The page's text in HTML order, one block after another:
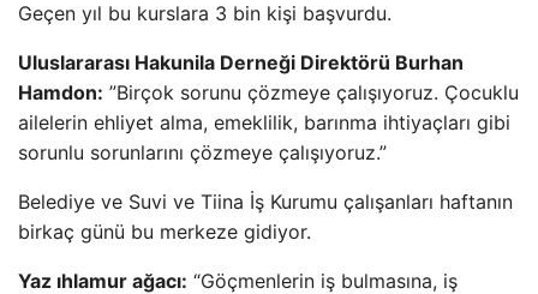
Geçen yıl bu kurslara 3 bin kişi başvurdu.
Uluslararası Hakunila Derneği Direktörü Burhan
Hamdon: ”Birçok sorunu çözmeye çalışıyoruz. Çocuklu
ailelerin ehliyet alma, emeklilik, barınma ihtiyaçları gibi
sorunlu sorunlarını çözmeye çalışıyoruz.”
Belediye ve Suvi ve Tiina İş Kurumu çalışanları haftanın
birkaç günü bu merkeze gidiyor.
Yaz ıhlamur ağacı: “Göçmenlerin iş bulmasına, iş